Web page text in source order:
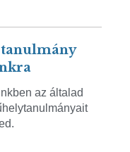
az általad